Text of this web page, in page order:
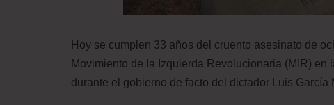
Hoy se cumplen 33 años del cruento asesinato de
Movimiento de la Izquierda Revolucionaria (MIR)
durante el gobierno de facto del dictador Luis García